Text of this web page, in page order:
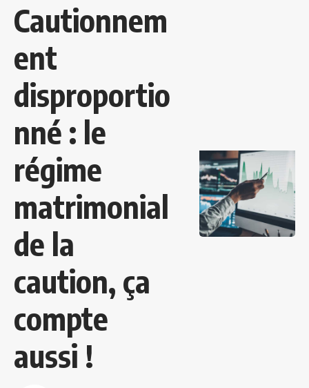
Cautionnem
ent
disproportio
nné : le
régime
matrimonial
de la
caution, ça
compte
aussi !